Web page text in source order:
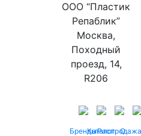
ООО “Пластик
Репаблик”
Москва,
Походный
проезд, 14,
R206
БрендыКаталог
Распродажа
О